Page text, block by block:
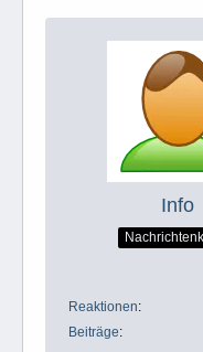
Info
Reaktionen
Beiträge